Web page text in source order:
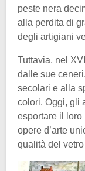
peste nera
alla perdita di
degli artigiani
Tuttavia, nel
dalle sue
secolari e alla
colori. Oggi, gli
esportare il loro
opere d’arte
qualità del